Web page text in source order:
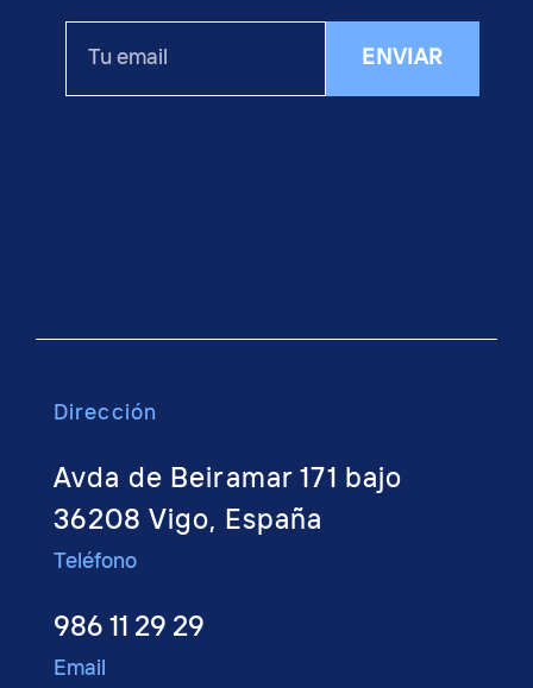
ENVIAR
Dirección
Avda de Beiramar 171 bajo
36208 Vigo, España
Teléfono
986 11 29 29
Email